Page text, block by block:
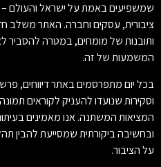
שמשפיעים באמת על ישראל והעולם –
ציבורית, עסקים וחברה. האתר משלב
ותובנות של מומחים, במטרה
המשמעות של זה.
בכל יום מתפרסמים באתר דיווחים,
וסקירות שנועדו להעניק לקוראים
המציאות המשתנה. אנו מאמינים
ובחשיבה ביקורתית שמסייעת להבין
על הציבור.